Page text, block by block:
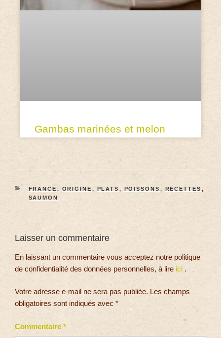
Gambas marinées et melon
FRANCE , ORIGINE , PLATS , POISSONS , RECETTES ,
SAUMON
Laisser un commentaire
En laissant un commentaire vous acceptez notre politique
de confidentialité des données personnelles, à lire ici .
Votre adresse e-mail ne sera pas publiée. Les champs
obligatoires sont indiqués avec *
Commentaire *